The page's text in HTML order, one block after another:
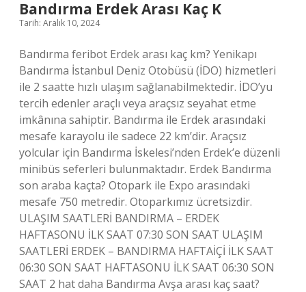
Bandırma Erdek Arası Kaç K
Tarih: Aralık 10, 2024
Bandırma feribot Erdek arası kaç km? Yenikapı
Bandırma İstanbul Deniz Otobüsü (İDO) hizmetleri
ile 2 saatte hızlı ulaşım sağlanabilmektedir. İDO’yu
tercih edenler araçlı veya araçsız seyahat etme
imkânına sahiptir. Bandırma ile Erdek arasındaki
mesafe karayolu ile sadece 22 km’dir. Araçsız
yolcular için Bandırma İskelesi’nden Erdek’e düzenli
minibüs seferleri bulunmaktadır. Erdek Bandırma
son araba kaçta? Otopark ile Expo arasındaki
mesafe 750 metredir. Otoparkımız ücretsizdir.
ULAŞIM SAATLERİ BANDIRMA – ERDEK
HAFTASONU İLK SAAT 07:30 SON SAAT ULAŞIM
SAATLERİ ERDEK – BANDIRMA HAFTAİÇİ İLK SAAT
06:30 SON SAAT HAFTASONU İLK SAAT 06:30 SON
SAAT 2 hat daha Bandırma Avşa arası kaç saat?